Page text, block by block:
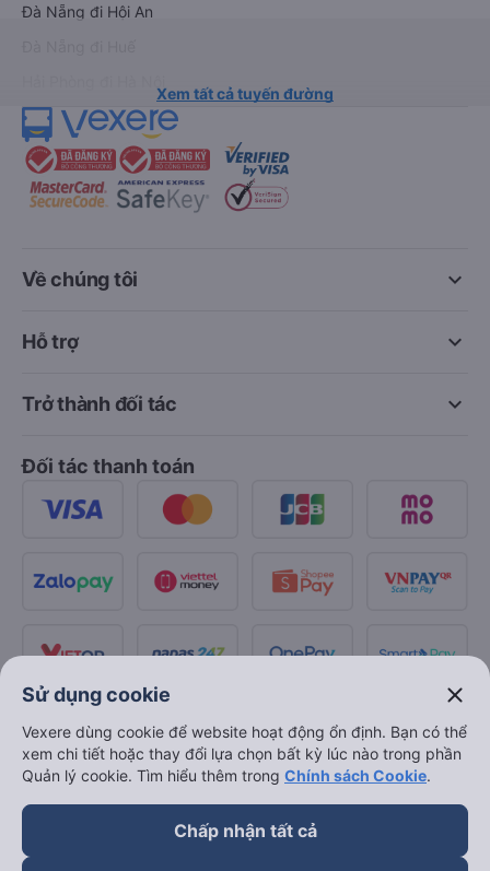
Đà Nẵng đi Hội An
Xem tất cả tuyến đường
keyboard_arrow_down
Về chúng tôi
keyboard_arrow_down
Hỗ trợ
keyboard_arrow_down
Trở thành đối tác
Đối tác thanh toán
Sử dụng cookie close
Vexere dùng cookie để website hoạt động ổn định. Bạn có thể
xem chi tiết hoặc thay đổi lựa chọn bất kỳ lúc nào trong phần
Quản lý cookie. Tìm hiểu thêm trong Chính sách Cookie.
Chấp nhận tất cả